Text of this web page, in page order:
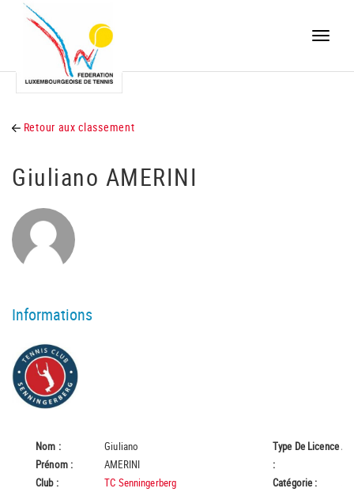
Toggle
Retour aux classement
Giuliano AMERINI
Informations
Nom :
Giuliano
Prénom :
AMERINI
Club :
TC Senningerberg
Type De Licence
:
A
Catégorie :